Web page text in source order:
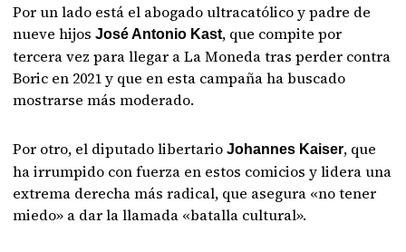
Por un lado está el abogado ultracatólico y padre de
nueve hijos José Antonio Kast, que compite por
tercera vez para llegar a La Moneda tras perder contra
Boric en 2021 y que en esta campaña ha buscado
mostrarse más moderado.
Por otro, el diputado libertario Johannes Kaiser, que
ha irrumpido con fuerza en estos comicios y lidera una
extrema derecha más radical, que asegura «no tener
miedo» a dar la llamada «batalla cultural».